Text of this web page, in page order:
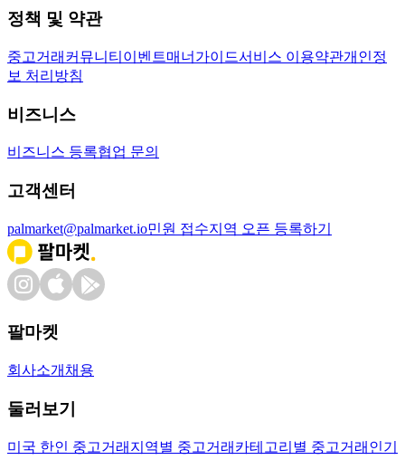
정책 및 약관
중고거래 커뮤니티 이벤트매너가이드서비스 이용약관개인정
보 처리방침
비즈니스
비즈니스 등록협업 문의
고객센터
palmarket@palmarket.io민원 접수지역 오픈 등록하기
팔마켓
회사소개 채용
둘러보기
미국 한인 중고거래 지역별 중고거래 카테고리별 중고거래 인기